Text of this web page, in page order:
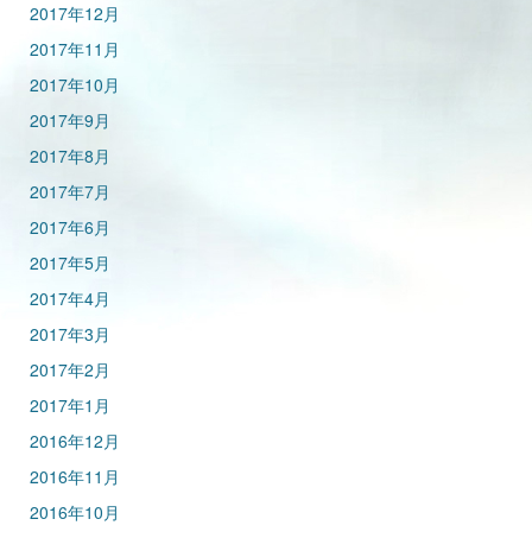
2017年12月
2017年11月
2017年10月
2017年9月
2017年8月
2017年7月
2017年6月
2017年5月
2017年4月
2017年3月
2017年2月
2017年1月
2016年12月
2016年11月
2016年10月